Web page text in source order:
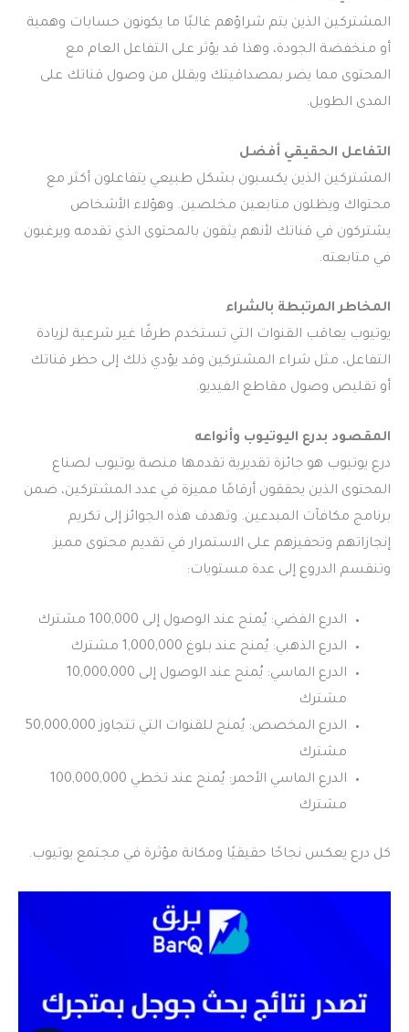
المشتركين الذين يتم شراؤهم غالبًا ما يكونون حسابات وهمية
أو منخفضة الجودة، وهذا قد يؤثر على التفاعل العام مع
المحتوى مما يضر بمصداقيتك ويقلل من وصول قناتك على
المدى الطويل.
التفاعل الحقيقي أفضل
المشتركين الذين يكسبون بشكل طبيعي يتفاعلون أكثر مع
محتواك ويظلون متابعين مخلصين. وهؤلاء الأشخاص
يشتركون في قناتك لأنهم يثقون بالمحتوى الذي تقدمه ويرغبون
في متابعته.
المخاطر المرتبطة بالشراء
يوتيوب يعاقب القنوات التي تستخدم طرقًا غير شرعية لزيادة
التفاعل، مثل شراء المشتركين وقد يؤدي ذلك إلى حظر قناتك
أو تقليص وصول مقاطع الفيديو.
المقصود بدرع اليوتيوب وأنواعه
درع يوتيوب هو جائزة تقديرية تقدمها منصة يوتيوب لصناع
المحتوى الذين يحققون أرقامًا مميزة في عدد المشتركين، ضمن
برنامج مكافآت المبدعين. وتهدف هذه الجوائز إلى تكريم
إنجازاتهم وتحفيزهم على الاستمرار في تقديم محتوى مميز.
وتنقسم الدروع إلى عدة مستويات:
الدرع الفضي: يُمنح عند الوصول إلى 100,000 مشترك
الدرع الذهبي: يُمنح عند بلوغ 1,000,000 مشترك
الدرع الماسي: يُمنح عند الوصول إلى 10,000,000
مشترك
الدرع المخصص: يُمنح للقنوات التي تتجاوز 50,000,000
مشترك
الدرع الماسي الأحمر: يُمنح عند تخطي 100,000,000
مشترك
كل درع يعكس نجاحًا حقيقيًا ومكانة مؤثرة في مجتمع يوتيوب.